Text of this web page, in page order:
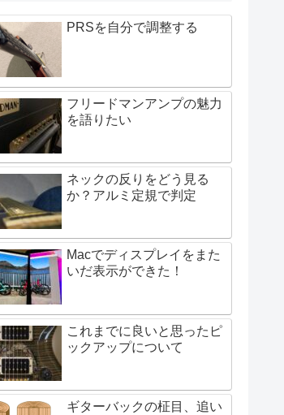
PRSを自分で調整する
フリードマンアンプの魅力
を語りたい
ネックの反りをどう見る
か？アルミ定規で判定
Macでディスプレイをまた
いだ表示ができた！
これまでに良いと思ったピ
ックアップについて
ギターバックの柾目、追い